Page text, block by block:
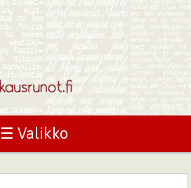
☰ Valikko